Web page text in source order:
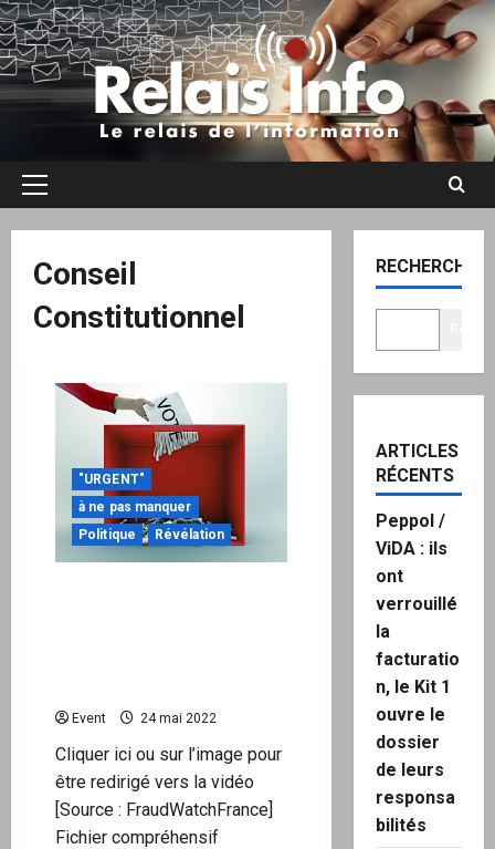
Aller
au
contenu
Menu
Conseil
Constitutionnel
"URGENT"
à ne pas manquer
Politique
Révélation
Event 24 mai 2022
Cliquer ici ou sur l’image pour
être redirigé vers la vidéo
[Source : FraudWatchFrance]
Fichier compréhensif
RECHERCHER
ARTICLES
RÉCENTS
Peppol /
ViDA : ils
ont
verrouillé
la
facturatio
n, le Kit 1
ouvre le
dossier
de leurs
responsa
bilités